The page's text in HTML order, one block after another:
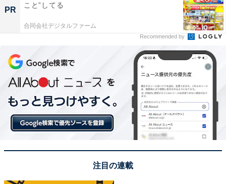
PR
こと”してる
合同会社デジタルファーム
Recommended by
注目の連載